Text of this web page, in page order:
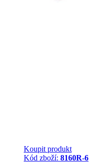
Koupit produkt
Kód zboží: 8160R-6